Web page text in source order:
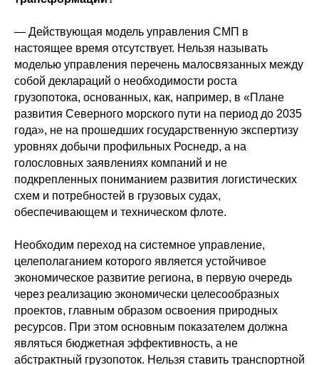
— Действующая модель управления СМП в
настоящее время отсутствует. Нельзя называть
моделью управления перечень малосвязанных между
собой деклараций о необходимости роста
грузопотока, основанных, как, например, в «Плане
развития Северного морского пути на период до 2035
года», не на прошедших государственную экспертизу
уровнях добычи профильных Роснедр, а на
голословных заявлениях компаний и не
подкрепленных пониманием развития логистических
схем и потребностей в грузовых судах,
обеспечивающем и техническом флоте.
Необходим переход на системное управление,
целеполаганием которого является устойчивое
экономическое развитие региона, в первую очередь
через реализацию экономически целесообразных
проектов, главным образом освоения природных
ресурсов. При этом основным показателем должна
являться бюджетная эффективность, а не
абстрактный грузопоток. Нельзя ставить транспортной